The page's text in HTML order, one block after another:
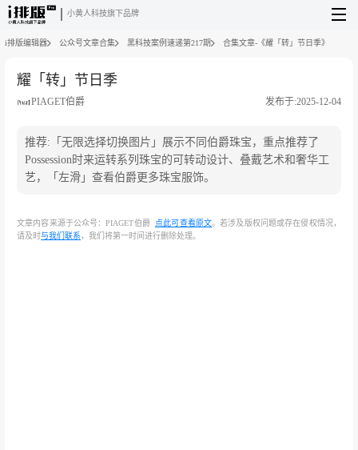
小黄人科技旗下品牌
i排版编辑器 公众号文章合集 黑科技案例速递第217期 合集文章-《耀「转」节日季》
耀「转」节日季
PIAGET伯爵 发布于:2025-12-04
推荐:「无限选择切换图片」展示不同伯爵珠宝，重点推荐了
Possession时来运转系列珠宝的可转动设计、叠戴艺术和奢华工
艺，「左滑」查看伯爵更多珠宝服饰。
文章内容来源于公众号：PIAGET伯爵 点此可查看原文。若涉及版权问题或存在侵权情况，
请及时与我们联系 ，我们将第一时间进行删除处理。